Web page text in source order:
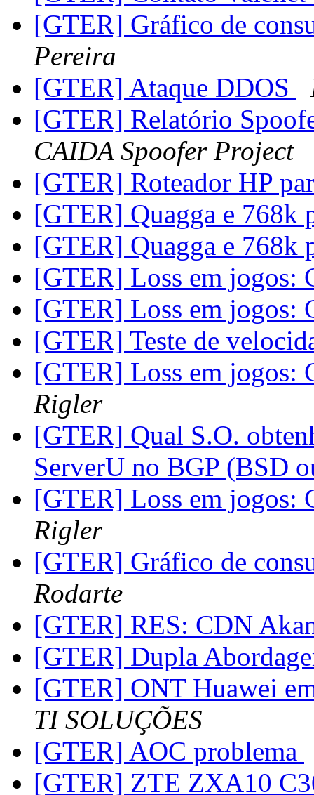
[GTER] Gráfico de
Pereira
[GTER] Ataque DDOS
[GTER] Relatório
CAIDA Spoofer Project
[GTER] Roteador HP
[GTER] Quagga e 768k
[GTER] Quagga e 768k
[GTER] Loss em jogos:
[GTER] Loss em jogos:
[GTER] Teste de
[GTER] Loss em jogos:
Rigler
[GTER] Qual S.O.
ServerU no BGP (BSD
[GTER] Loss em jogos:
Rigler
[GTER] Gráfico de
Rodarte
[GTER] RES: CDN
[GTER] Dupla
[GTER] ONT Huawei
TI SOLUÇÕES
[GTER] AOC problema
[GTER] ZTE ZXA10